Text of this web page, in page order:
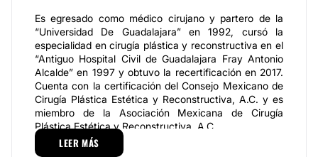
Es egresado como médico cirujano y partero de la
“Universidad De Guadalajara” en 1992, cursó la
especialidad en cirugía plástica y reconstructiva en el
“Antiguo Hospital Civil de Guadalajara Fray Antonio
Alcalde” en 1997 y obtuvo la recertificación en 2017.
Cuenta con la certificación del Consejo Mexicano de
Cirugía Plástica Estética y Reconstructiva, A.C. y es
miembro de la Asociación Mexicana de Cirugía
Plástica Estética y Reconstructiva, A.C.
Especialidades
LEER MÁS